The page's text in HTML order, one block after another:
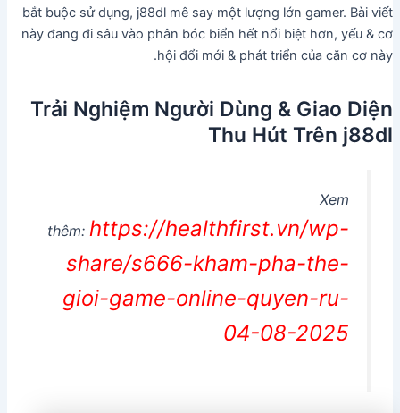
bắt buộc sử dụng, j88dl mê say một lượng lớn gamer. Bài viết
này đang đi sâu vào phân bóc biển hết nổi biệt hơn, yếu & cơ
hội đổi mới & phát triển của căn cơ này.
Trải Nghiệm Người Dùng & Giao Diện
Thu Hút Trên j88dl
Xem
thêm:https://healthfirst.vn/wp-
share/s666-kham-pha-the-
gioi-game-online-quyen-ru-
04-08-2025